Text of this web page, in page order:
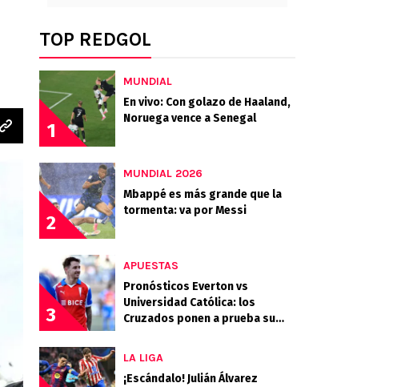
TOP REDGOL
1
MUNDIAL
En vivo: Con golazo de Haaland,
Noruega vence a Senegal
2
MUNDIAL 2026
Mbappé es más grande que la
tormenta: va por Messi
3
APUESTAS
Pronósticos Everton vs
Universidad Católica: los
Cruzados ponen a prueba su
LA LIGA
¡Escándalo! Julián Álvarez